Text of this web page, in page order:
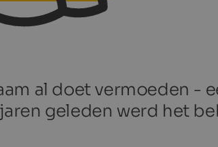
al doet vermoeden -
geleden werd het